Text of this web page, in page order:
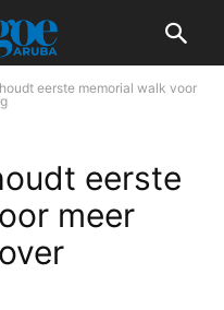
eerste memorial walk voor
eerste
meer